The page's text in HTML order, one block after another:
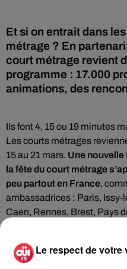
Et si on entrait dans
métrage ? En
court métrage revient
programme : 17.000
animations, des
Ils font 4, 15 ou 19 minutes
Les courts métrages
15 au 21 mars. Une nouvelle
la fête du court métrage
peu partout en France,
ambassadrices : Paris,
Caen, Rennes, Brest, Pays
Isère, Gap, Toulouse,
Pour cette grande fête
Le respect de votre